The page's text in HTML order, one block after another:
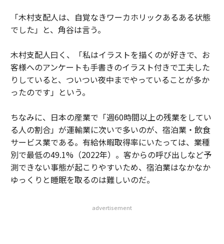
「木村支配人は、自覚なきワーカホリックあるある状態
でした」と、角谷は言う。
木村支配人曰く、「私はイラストを描くのが好きで、お
客様へのアンケートも手書きのイラスト付きで工夫した
りしていると、ついつい夜中までやっていることが多か
ったのです」という。
ちなみに、日本の産業で「週60時間以上の残業をしてい
る人の割合」が運輸業に次いで多いのが、宿泊業・飲食
サービス業である。有給休暇取得率にいたっては、業種
別で最低の49.1%（2022年）。客からの呼び出しなど予
測できない事態が起こりやすいため、宿泊業はなかなか
ゆっくりと睡眠を取るのは難しいのだ。
advertisement